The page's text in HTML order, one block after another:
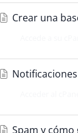
Crear una
Spam y